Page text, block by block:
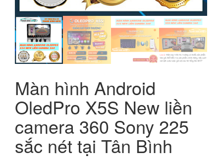
Màn hình Android
OledPro X5S New liền
camera 360 Sony 225
sắc nét tại Tân Bình